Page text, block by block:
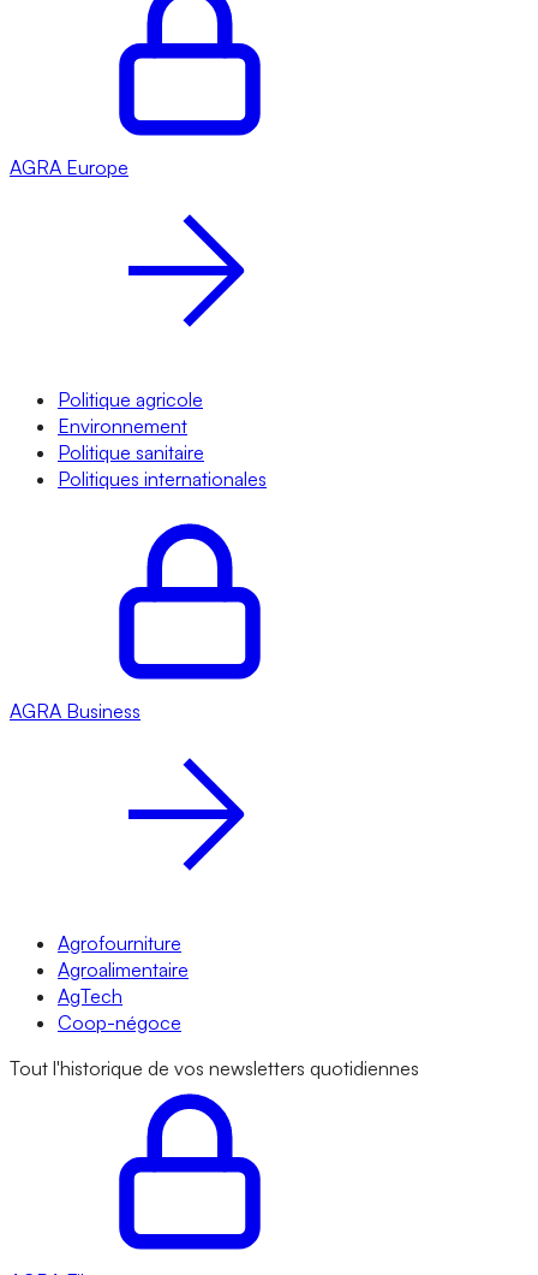
AGRA Europe
Politique agricole
Environnement
Politique sanitaire
Politiques internationales
AGRA Business
Agrofourniture
Agroalimentaire
AgTech
Coop-négoce
Tout l'historique de vos newsletters quotidiennes